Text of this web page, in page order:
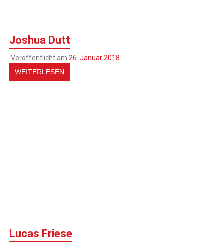
Joshua Dutt
Veröffentlicht am 26. Januar 2018
WEITERLESEN
Lucas Friese